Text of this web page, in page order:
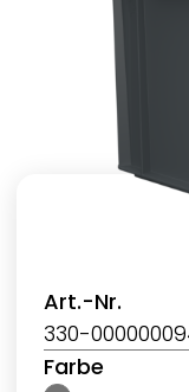
Art.-Nr.
330-
Farbe